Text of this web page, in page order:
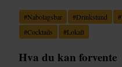
#Nabolagsbar #Drinkstund #
#Cocktails #Lokalt
Hva du kan forvente